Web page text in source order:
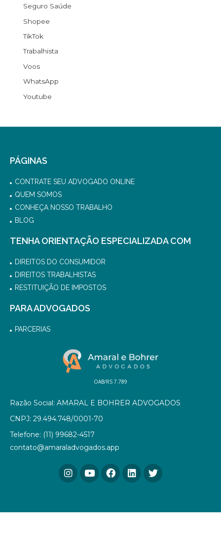
Seguro Saúde
Shopee
TikTok
Trabalhista
Voos
WhatsApp
Youtube
PÁGINAS
CONTRATE SEU ADVOGADO ONLINE
QUEM SOMOS
CONHEÇA NOSSO TRABALHO
BLOG
TENHA ORIENTAÇÃO ESPECIALIZADA COM
DIREITOS DO CONSUMIDOR
DIREITOS TRABALHISTAS
RESTITUIÇÃO DE IMPOSTOS
PARA ADVOGADOS
PARCERIAS
OAB/RS 7.789
Razão Social: AMARAL E BOHRER ADVOGADOS
CNPJ: 29.494.748/0001-70
Telefone: (11) 99682-4517
contato@amaraladvogados.app